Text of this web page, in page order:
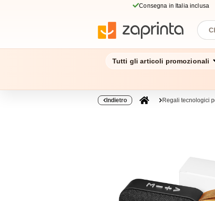
Consegna in Italia inclusa
Tutti gli articoli promozionali
Indietro Regali tecnologici